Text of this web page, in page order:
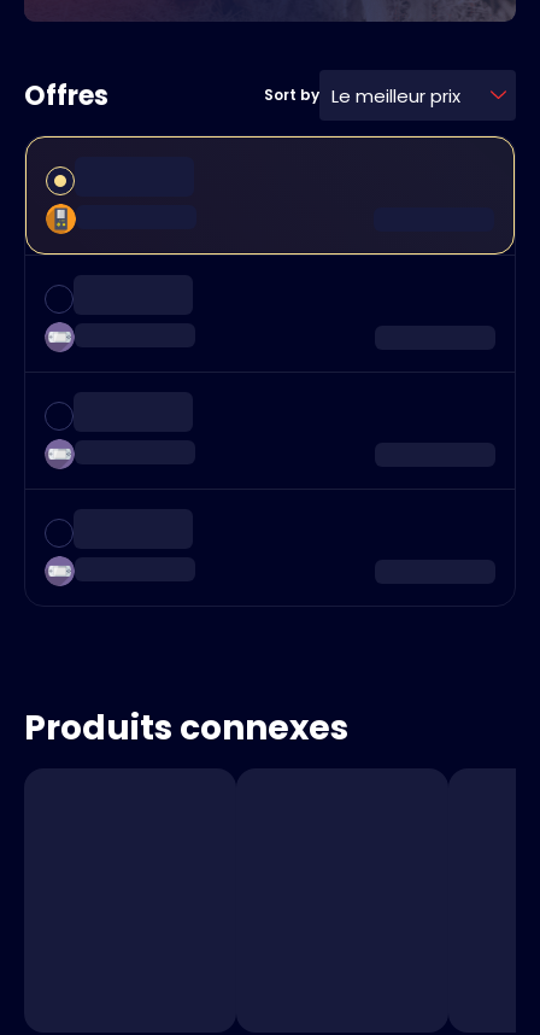
Offres Sort by Le meilleur prix
Produits connexes